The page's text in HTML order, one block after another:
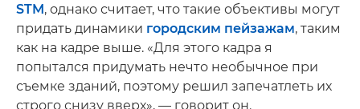
STM , однако считает, что такие объективы могут
придать динамики городским пейзажам, таким
как на кадре выше. «Для этого кадра я
попытался придумать нечто необычное при
съемке зданий, поэтому решил запечатлеть их
строго снизу вверх», — говорит он.